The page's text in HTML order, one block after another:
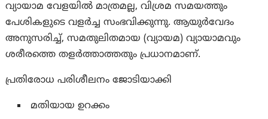
വ്യായാമ വേളയിൽ മാത്രമല്ല, വിശ്രമ സമയത്തും
പേശികളുടെ വളർച്ച സംഭവിക്കുന്നു. ആയുർവേദം
അനുസരിച്ച്, സമതുലിതമായ (വ്യായമ) വ്യായാമവും
ശരീരത്തെ തളർത്താത്തതും പ്രധാനമാണ്.
പ്രതിരോധ പരിശീലനം ജോടിയാക്കി
മതിയായ ഉറക്കം